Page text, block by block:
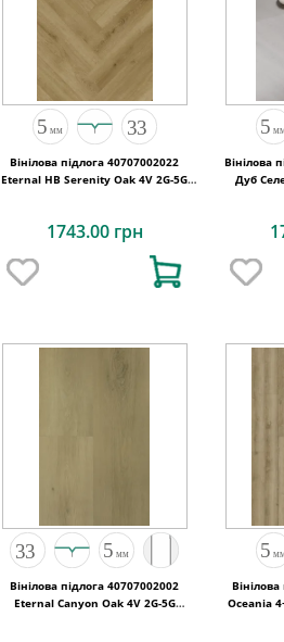
Вінілова підлога 40707002022
Eternal HB Serenity Oak 4V 2G-5G
1743.00 грн
Вінілова
Дуб
Вінілова підлога 40707002002
Eternal Canyon Oak 4V 2G-5G
Oceania